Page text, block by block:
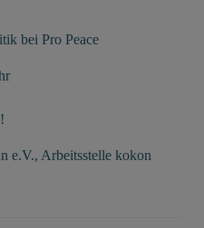
bei Pro Peace
e.V., Arbeitsstelle kokon